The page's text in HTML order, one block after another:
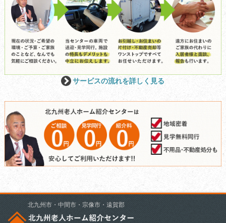
サービスの流れを詳しく見る
北九州市・中間市・宗像市・遠賀郡